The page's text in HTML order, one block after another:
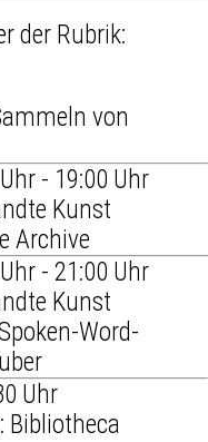
der Rubrik:
von
- 19:00 Uhr
Kunst
Archive
- 21:00 Uhr
Kunst
Word-
Uhr
Bibliotheca